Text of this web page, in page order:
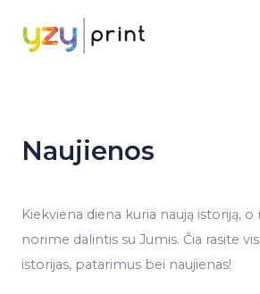
Naujienos
Kiekviena diena kuria naują istoriją, o
norime dalintis su Jumis. Čia rasite
istorijas, patarimus bei naujienas!